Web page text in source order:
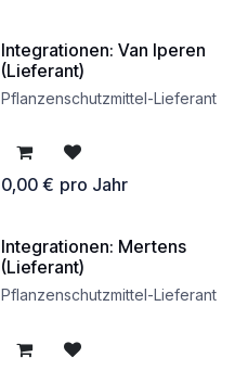
kostenlos
Integrationen: Van Iperen
(Lieferant)
Pflanzenschutzmittel-Lieferant
0,00€ pro Jahr
kostenlos
Integrationen: Mertens
(Lieferant)
Pflanzenschutzmittel-Lieferant